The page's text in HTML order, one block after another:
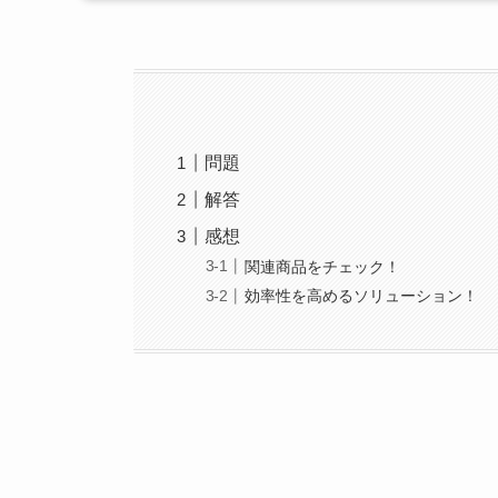
問題
解答
感想
関連商品をチェック！
効率性を高めるソリューション！